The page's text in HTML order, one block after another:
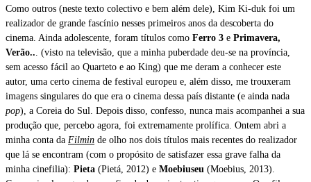
Como outros (neste texto colectivo e bem além dele), Kim Ki-duk foi um
realizador de grande fascínio nesses primeiros anos da descoberta do
cinema. Ainda adolescente, foram títulos como Ferro 3 e Primavera,
Verão.. . (visto na televisão, que a minha puberdade deu-se na província,
sem acesso fácil ao Quarteto e ao King) que me deram a conhecer este
autor, uma certo cinema de festival europeu e, além disso, me trouxeram
imagens singulares do que era o cinema dessa país distante (e ainda nada
pop), a Coreia do Sul. Depois disso, confesso, nunca mais acompanhei a sua
produção que, percebo agora, foi extremamente prolífica. Ontem abri a
minha conta da Filmin de olho nos dois títulos mais recentes do realizador
que lá se encontram (com o propósito de satisfazer essa grave falha da
minha cinefilia): Pieta (Pietá, 2012) e Moebiuseu (Moebius, 2013).